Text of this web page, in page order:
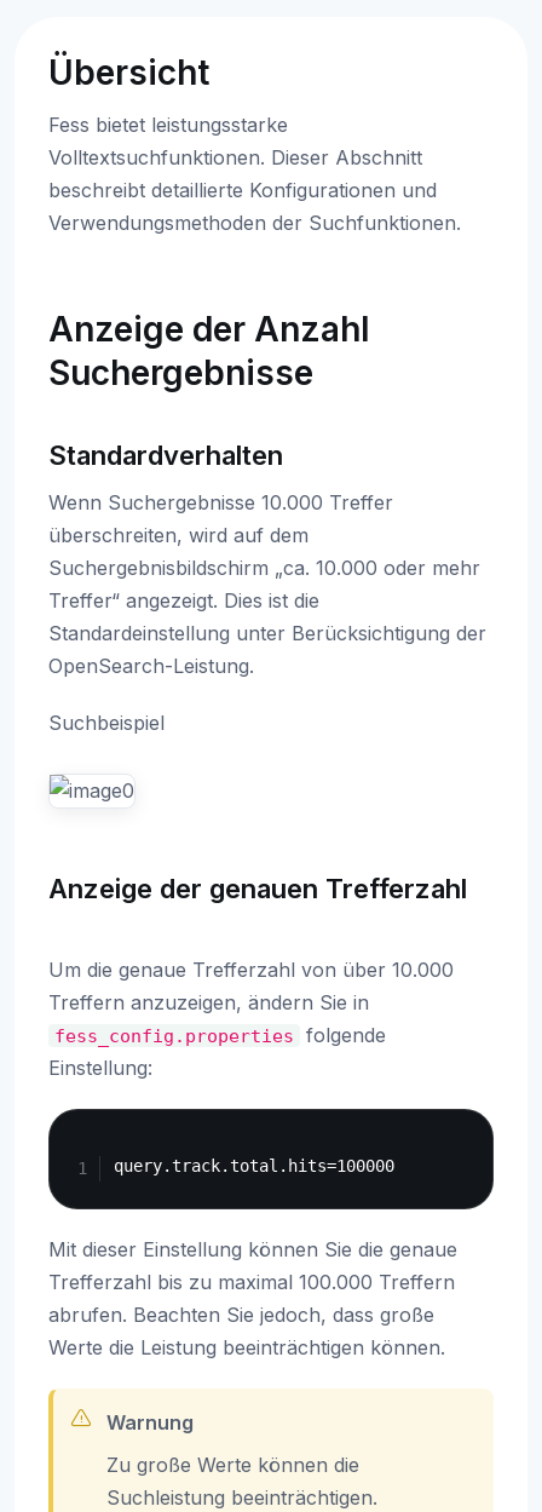
Übersicht
Fess bietet leistungsstarke
Volltextsuchfunktionen. Dieser Abschnitt
beschreibt detaillierte Konfigurationen und
Verwendungsmethoden der Suchfunktionen.
Anzeige der Anzahl
Suchergebnisse
Standardverhalten
Wenn Suchergebnisse 10.000 Treffer
überschreiten, wird auf dem
Suchergebnisbildschirm „ca. 10.000 oder mehr
Treffer“ angezeigt. Dies ist die
Standardeinstellung unter Berücksichtigung der
OpenSearch-Leistung.
Suchbeispiel
Anzeige der genauen Trefferzahl
Um die genaue Trefferzahl von über 10.000
Treffern anzuzeigen, ändern Sie in
fess_config.properties
folgende
Einstellung:
Mit dieser Einstellung können Sie die genaue
Trefferzahl bis zu maximal 100.000 Treffern
abrufen. Beachten Sie jedoch, dass große
Werte die Leistung beeinträchtigen können.
Warnung
Zu große Werte können die
Suchleistung beeinträchtigen.